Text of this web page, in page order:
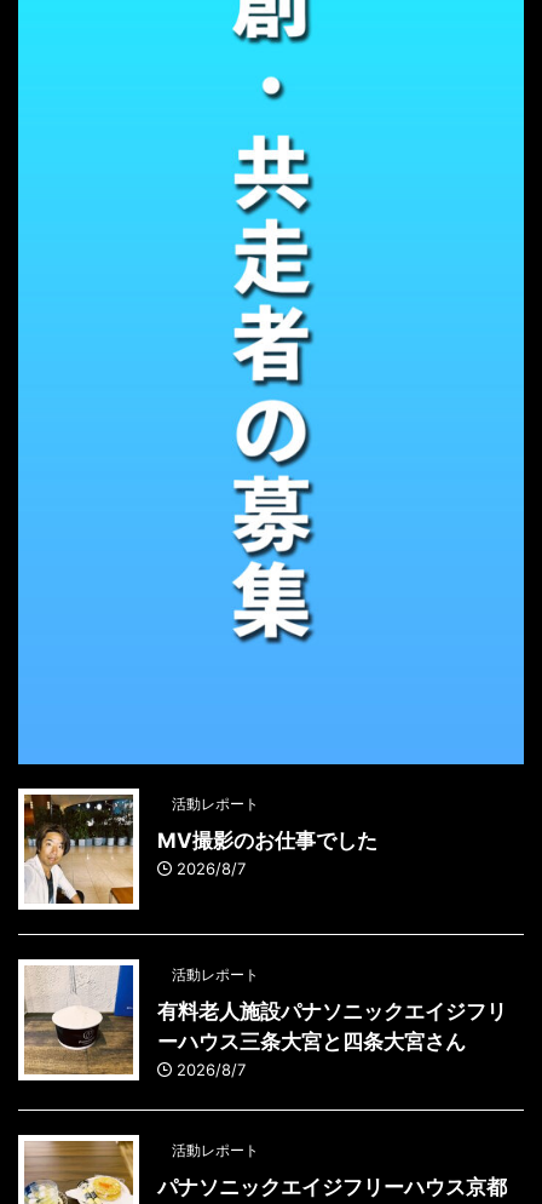
活動レポート
MV撮影のお仕事でした
2026/8/7
活動レポート
有料老人施設パナソニックエイジフリ
ーハウス三条大宮と四条大宮さん
2026/8/7
活動レポート
パナソニックエイジフリーハウス京都